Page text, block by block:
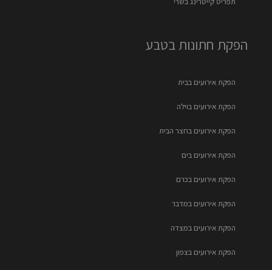
הפקת חתונות בטבע
הפקת אירועים בבית
הפקת אירועים בוילה
הפקת אירועים בחצר הבית
הפקת אירועים בים
הפקת אירועים בכרם
הפקת אירועים במדבר
הפקת אירועים במצדה
הפקת אירועים בצפון